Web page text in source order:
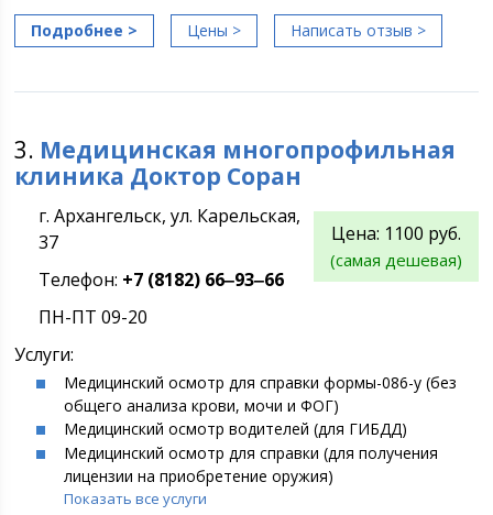
Подробнее > Цены > Написать отзыв >
3. Медицинская многопрофильная
клиника Доктор Соран
Цена: 1100 руб.
(самая дешевая)
г. Архангельск, ул. Карельская,
37
Телефон: +7 (8182) 66‒93‒66
ПН-ПТ 09-20
Услуги:
Медицинский осмотр для справки формы-086-у (без
общего анализа крови, мочи и ФОГ)
Медицинский осмотр водителей (для ГИБДД)
Медицинский осмотр для справки (для получения
лицензии на приобретение оружия)
Показать все услуги